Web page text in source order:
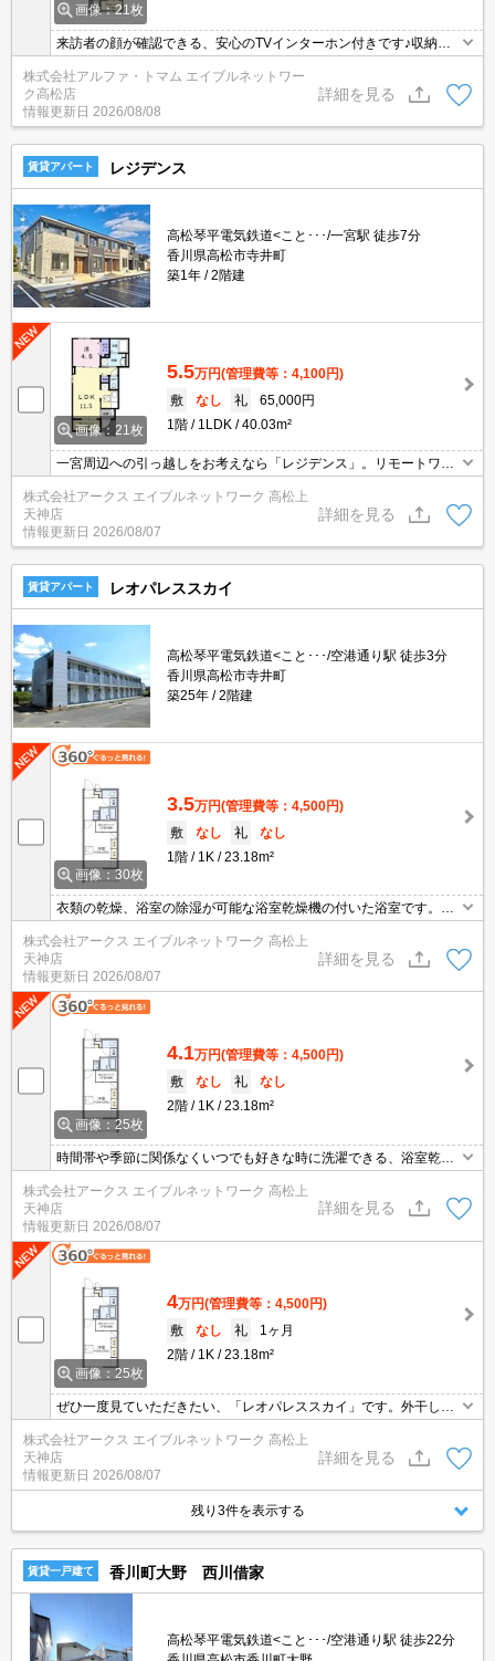
画像：21枚
来訪者の顔が確認できる、安心のTVインターホン付きです♪収納は
シューズボックス・ウォークインクロゼット・全居室収納など豊富
なので、広々と空間を利用することも可能です♪室内設備は洗面化粧
台・浴室乾燥機など豊富に揃っており、過ごしやすいお部屋になっ
ております♪2駅利用ができるので電車の利用に役立つアパートです
(#^^#)
株式会社アルファ・トマム エイブルネットワー
ク高松店
情報更新日 2026/08/08
詳細を見る
賃貸アパート レジデンス
高松琴平電気鉄道<こと･･･/一宮駅 徒歩7分
香川県高松市寺井町
築1年
2階建
画像：21枚
5.5万円(管理費等：4,100円)
敷
なし 礼
65,000円
1階
1LDK 40.03m²
一宮周辺への引っ越しをお考えなら「レジデンス」。リモートワー
クや料理中など自宅にいても手が離せないときには、宅配ボックス
を利用することで再配達する必要がありません。知らない来訪者が
来てもTVインターホン越しに確認できるので防犯対策として優れて
おります。
株式会社アークス エイブルネットワーク 高松上
天神店
情報更新日 2026/08/07
詳細を見る
賃貸アパート レオパレススカイ
高松琴平電気鉄道<こと･･･/空港通り駅 徒歩3分
香川県高松市寺井町
築25年
2階建
画像：30枚
3.5万円(管理費等：4,500円)
敷
なし 礼
なし
1階
1K 23.18m²
衣類の乾燥、浴室の除湿が可能な浴室乾燥機の付いた浴室です。駐
まい、回線快適です。駐輪場が利用可能な物件です。住みやすさが
満載でイチオシのアパートはこちらです。快適に生活する上で欠か
せないエアコンが設置されているアパートです。
株式会社アークス エイブルネットワーク 高松上
天神店
情報更新日 2026/08/07
詳細を見る
画像：25枚
4.1万円(管理費等：4,500円)
敷
なし 礼
なし
2階
1K 23.18m²
時間帯や季節に関係なくいつでも好きな時に洗濯できる、浴室乾燥
機を備え付けております。大量の洗濯物もバルコニーで解決。自転
車を停めることが可能な物件です。駅まで歩いてアクセスできる、
徒歩3分の距離に立地する物件です。キッチン付きの物件です。
株式会社アークス エイブルネットワーク 高松上
天神店
情報更新日 2026/08/07
詳細を見る
画像：25枚
4万円(管理費等：4,500円)
敷
なし 礼
1ヶ月
2階
1K 23.18m²
ぜひ一度見ていただきたい、「レオパレススカイ」です。外干しで
きない時も居室の一部を物干しスペースにしなくて済む、浴室乾燥
機があります。自転車を停めることが可能な物件です。バルコニー
付きのアパートで、用途に合わせて利用できおすすめです。バスト
イレ別のアパートです。電気コンロが付いたアパートです。
株式会社アークス エイブルネットワーク 高松上
天神店
情報更新日 2026/08/07
詳細を見る
残り3件を表示する
賃貸一戸建て 香川町大野 西川借家
高松琴平電気鉄道<こと･･･/空港通り駅 徒歩22分